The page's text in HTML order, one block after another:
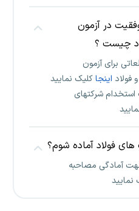
در آزمون
چیست ؟
برای آزمون
فولاد اینجاکلیک نمایید
شرکتهای
فولاد آماده شوم؟
آمادگی مصاحبه
نمایید